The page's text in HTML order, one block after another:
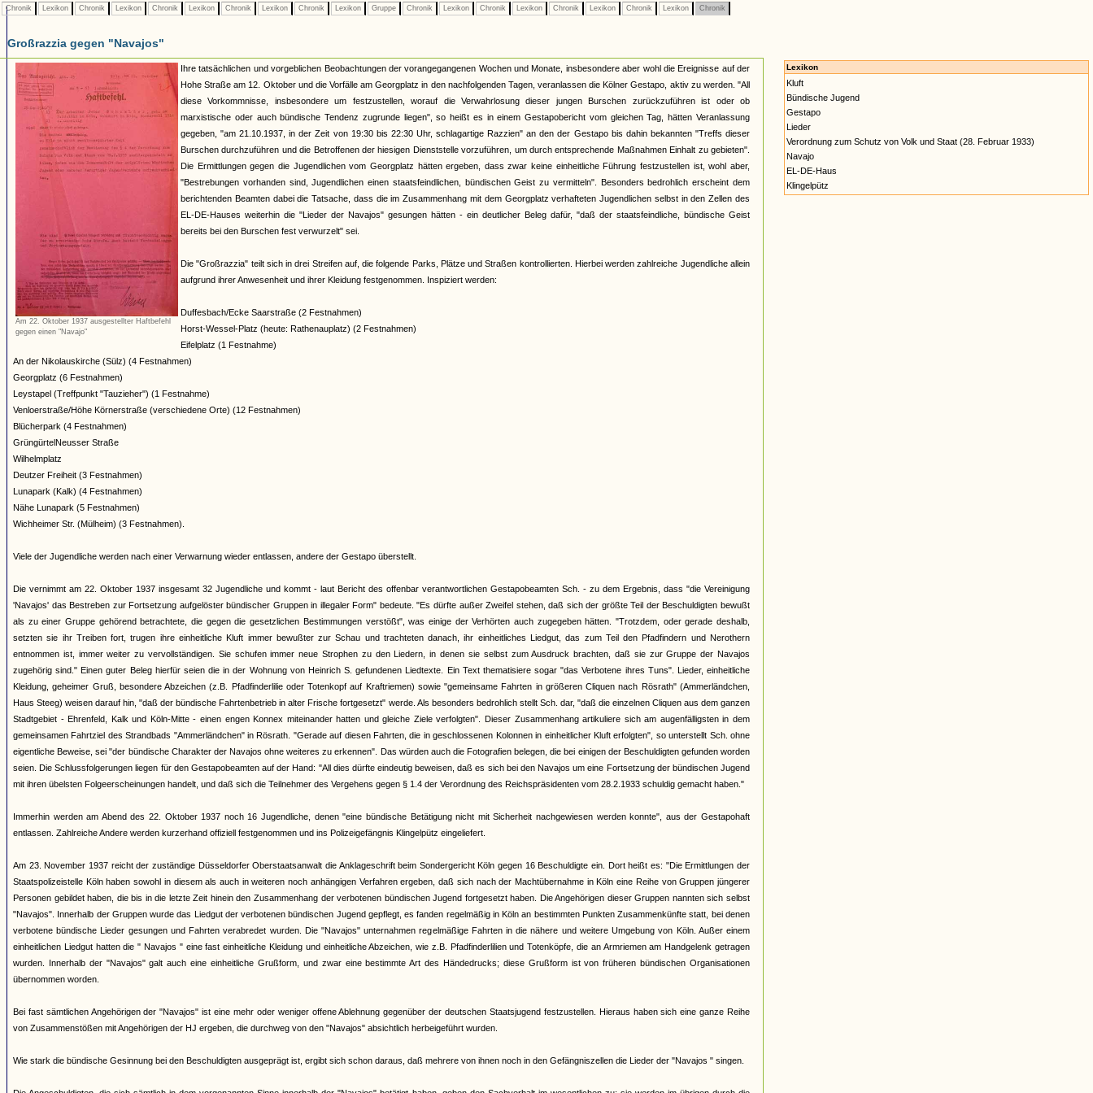
Chronik Lexikon Chronik Lexikon Chronik Lexikon Chronik Lexikon Chronik Lexikon Gruppe Chronik Lexikon Chronik Lexikon Chronik Lexikon Chronik Lexikon Chronik
Großrazzia gegen "Navajos"
Am 22. Oktober 1937 ausgestellter Haftbefehl
gegen einen "Navajo"
Ihre tatsächlichen und vorgeblichen Beobachtungen der vorangegangenen Wochen und Monate, insbesondere aber wohl die Ereignisse auf der
Hohe Straße am 12. Oktober und die Vorfälle am Georgplatz in den nachfolgenden Tagen, veranlassen die Kölner Gestapo, aktiv zu werden. "All
diese Vorkommnisse, insbesondere um festzustellen, worauf die Verwahrlosung dieser jungen Burschen zurückzuführen ist oder ob
marxistische oder auch bündische Tendenz zugrunde liegen", so heißt es in einem Gestapobericht vom gleichen Tag, hätten Veranlassung
gegeben, "am 21.10.1937, in der Zeit von 19:30 bis 22:30 Uhr, schlagartige Razzien" an den der Gestapo bis dahin bekannten "Treffs dieser
Burschen durchzuführen und die Betroffenen der hiesigen Dienststelle vorzuführen, um durch entsprechende Maßnahmen Einhalt zu gebieten".
Die Ermittlungen gegen die Jugendlichen vom Georgplatz hätten ergeben, dass zwar keine einheitliche Führung festzustellen ist, wohl aber,
"Bestrebungen vorhanden sind, Jugendlichen einen staatsfeindlichen, bündischen Geist zu vermitteln". Besonders bedrohlich erscheint dem
berichtenden Beamten dabei die Tatsache, dass die im Zusammenhang mit dem Georgplatz verhafteten Jugendlichen selbst in den Zellen des
EL-DE-Hauses weiterhin die "Lieder der Navajos" gesungen hätten - ein deutlicher Beleg dafür, "daß der staatsfeindliche, bündische Geist
bereits bei den Burschen fest verwurzelt" sei.
Die "Großrazzia" teilt sich in drei Streifen auf, die folgende Parks, Plätze und Straßen kontrollierten. Hierbei werden zahlreiche Jugendliche allein
aufgrund ihrer Anwesenheit und ihrer Kleidung festgenommen. Inspiziert werden:
Duffesbach/Ecke Saarstraße (2 Festnahmen)
Horst-Wessel-Platz (heute: Rathenauplatz) (2 Festnahmen)
Eifelplatz (1 Festnahme)
An der Nikolauskirche (Sülz) (4 Festnahmen)
Georgplatz (6 Festnahmen)
Leystapel (Treffpunkt "Tauzieher") (1 Festnahme)
Venloerstraße/Höhe Körnerstraße (verschiedene Orte) (12 Festnahmen)
Blücherpark (4 Festnahmen)
GrüngürtelNeusser Straße
Wilhelmplatz
Deutzer Freiheit (3 Festnahmen)
Lunapark (Kalk) (4 Festnahmen)
Nähe Lunapark (5 Festnahmen)
Wichheimer Str. (Mülheim) (3 Festnahmen).
Viele der Jugendliche werden nach einer Verwarnung wieder entlassen, andere der Gestapo überstellt.
Die vernimmt am 22. Oktober 1937 insgesamt 32 Jugendliche und kommt - laut Bericht des offenbar verantwortlichen Gestapobeamten Sch. - zu dem Ergebnis, dass "die Vereinigung
'Navajos' das Bestreben zur Fortsetzung aufgelöster bündischer Gruppen in illegaler Form" bedeute. "Es dürfte außer Zweifel stehen, daß sich der größte Teil der Beschuldigten bewußt
als zu einer Gruppe gehörend betrachtete, die gegen die gesetzlichen Bestimmungen verstößt", was einige der Verhörten auch zugegeben hätten. "Trotzdem, oder gerade deshalb,
setzten sie ihr Treiben fort, trugen ihre einheitliche Kluft immer bewußter zur Schau und trachteten danach, ihr einheitliches Liedgut, das zum Teil den Pfadfindern und Nerothern
entnommen ist, immer weiter zu vervollständigen. Sie schufen immer neue Strophen zu den Liedern, in denen sie selbst zum Ausdruck brachten, daß sie zur Gruppe der Navajos
zugehörig sind." Einen guter Beleg hierfür seien die in der Wohnung von Heinrich S. gefundenen Liedtexte. Ein Text thematisiere sogar "das Verbotene ihres Tuns". Lieder, einheitliche
Kleidung, geheimer Gruß, besondere Abzeichen (z.B. Pfadfinderlilie oder Totenkopf auf Kraftriemen) sowie "gemeinsame Fahrten in größeren Cliquen nach Rösrath" (Ammerländchen,
Haus Steeg) weisen darauf hin, "daß der bündische Fahrtenbetrieb in alter Frische fortgesetzt" werde. Als besonders bedrohlich stellt Sch. dar, "daß die einzelnen Cliquen aus dem ganzen
Stadtgebiet - Ehrenfeld, Kalk und Köln-Mitte - einen engen Konnex miteinander hatten und gleiche Ziele verfolgten". Dieser Zusammenhang artikuliere sich am augenfälligsten in dem
gemeinsamen Fahrtziel des Strandbads "Ammerländchen" in Rösrath. "Gerade auf diesen Fahrten, die in geschlossenen Kolonnen in einheitlicher Kluft erfolgten", so unterstellt Sch. ohne
eigentliche Beweise, sei "der bündische Charakter der Navajos ohne weiteres zu erkennen". Das würden auch die Fotografien belegen, die bei einigen der Beschuldigten gefunden worden
seien. Die Schlussfolgerungen liegen für den Gestapobeamten auf der Hand: "All dies dürfte eindeutig beweisen, daß es sich bei den Navajos um eine Fortsetzung der bündischen Jugend
mit ihren übelsten Folgeerscheinungen handelt, und daß sich die Teilnehmer des Vergehens gegen § 1.4 der Verordnung des Reichspräsidenten vom 28.2.1933 schuldig gemacht haben."
Immerhin werden am Abend des 22. Oktober 1937 noch 16 Jugendliche, denen "eine bündische Betätigung nicht mit Sicherheit nachgewiesen werden konnte", aus der Gestapohaft
entlassen. Zahlreiche Andere werden kurzerhand offiziell festgenommen und ins Polizeigefängnis Klingelpütz eingeliefert.
Am 23. November 1937 reicht der zuständige Düsseldorfer Oberstaatsanwalt die Anklageschrift beim Sondergericht Köln gegen 16 Beschuldigte ein. Dort heißt es: "Die Ermittlungen der
Staatspolizeistelle Köln haben sowohl in diesem als auch in weiteren noch anhängigen Verfahren ergeben, daß sich nach der Machtübernahme in Köln eine Reihe von Gruppen jüngerer
Personen gebildet haben, die bis in die letzte Zeit hinein den Zusammenhang der verbotenen bündischen Jugend fortgesetzt haben. Die Angehörigen dieser Gruppen nannten sich selbst
"Navajos". Innerhalb der Gruppen wurde das Liedgut der verbotenen bündischen Jugend gepflegt, es fanden regelmäßig in Köln an bestimmten Punkten Zusammenkünfte statt, bei denen
verbotene bündische Lieder gesungen und Fahrten verabredet wurden. Die "Navajos" unternahmen regelmäßige Fahrten in die nähere und weitere Umgebung von Köln. Außer einem
einheitlichen Liedgut hatten die " Navajos " eine fast einheitliche Kleidung und einheitliche Abzeichen, wie z.B. Pfadfinderlilien und Totenköpfe, die an Armriemen am Handgelenk getragen
wurden. Innerhalb der "Navajos" galt auch eine einheitliche Grußform, und zwar eine bestimmte Art des Händedrucks; diese Grußform ist von früheren bündischen Organisationen
übernommen worden.
Bei fast sämtlichen Angehörigen der "Navajos" ist eine mehr oder weniger offene Ablehnung gegenüber der deutschen Staatsjugend festzustellen. Hieraus haben sich eine ganze Reihe
von Zusammenstößen mit Angehörigen der HJ ergeben, die durchweg von den "Navajos" absichtlich herbeigeführt wurden.
Wie stark die bündische Gesinnung bei den Beschuldigten ausgeprägt ist, ergibt sich schon daraus, daß mehrere von ihnen noch in den Gefängniszellen die Lieder der "Navajos " singen.
Lexikon
Kluft
Bündische Jugend
Gestapo
Lieder
Verordnung zum Schutz von Volk und Staat (28. Februar 1933)
Navajo
EL-DE-Haus
Klingelpütz